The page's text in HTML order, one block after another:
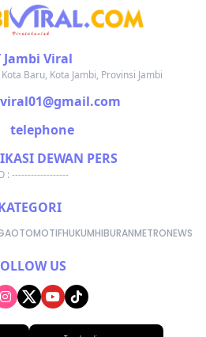
Jambi Viral
Baru, Kota Jambi, Provinsi Jambi
telephone
DEWAN PERS
: ------------------
OTOMOTIFHUKUMHIBURANMETRONEWS
US